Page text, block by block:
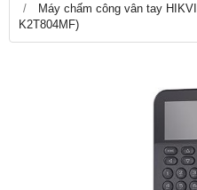
Máy chấm công vân tay
K2T804MF)